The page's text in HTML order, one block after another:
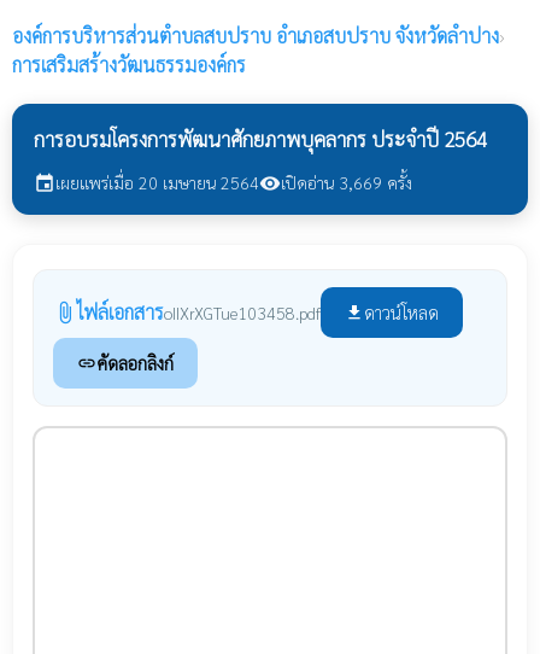
องค์การบริหารส่วนตำบลสบปราบ อำเภอสบปราบ จังหวัดลำปาง›
การเสริมสร้างวัฒนธรรมองค์กร
การอบรมโครงการพัฒนาศักยภาพบุคลากร ประจำปี 2564
eventเผยแพร่เมื่อ 20 เมษายน 2564visibilityเปิดอ่าน 3,669 ครั้ง
attach_file ไฟล์เอกสารoIIXrXGTue103458.pdf file_download ดาวน์โหลด
linkคัดลอกลิงก์